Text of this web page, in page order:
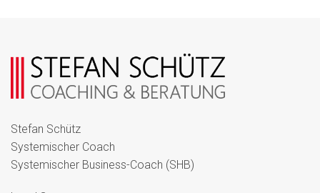
Stefan Schütz
Systemischer Coach
Systemischer Business-Coach (SHB)